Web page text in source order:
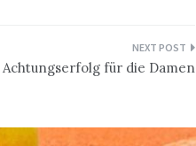
Achtungserfolg für die Damen